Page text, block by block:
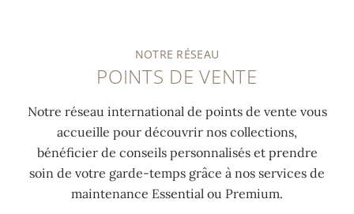
NOTRE RÉSEAU
POINTS DE VENTE
Notre réseau international de points de vente vous
accueille pour découvrir nos collections,
bénéficier de conseils personnalisés et prendre
soin de votre garde-temps grâce à nos services de
maintenance Essential ou Premium.